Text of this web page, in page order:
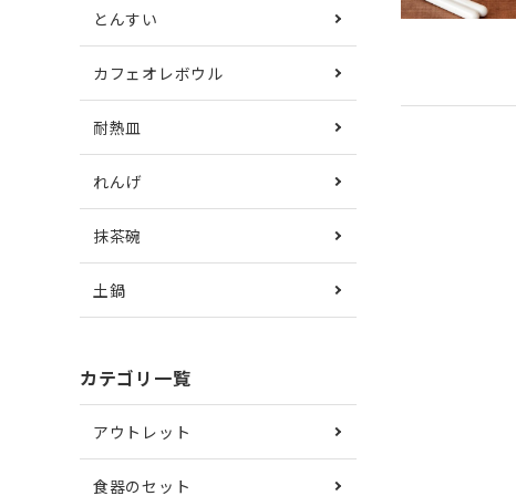
とんすい
カフェオレボウル
耐熱皿
れんげ
抹茶碗
土鍋
カテゴリ一覧
アウトレット
食器のセット